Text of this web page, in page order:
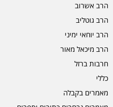
הרב אשרוב
הרב גוטליב
הרב יוחאי ימיני
הרב מיכאל מאור
חרבות ברזל
כללי
מאמרים בקבלה